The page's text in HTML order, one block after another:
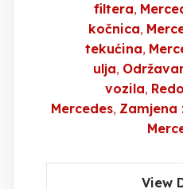
filtera
kočnica
tekućina
ulja
vozila
Mercedes Zamjena
View